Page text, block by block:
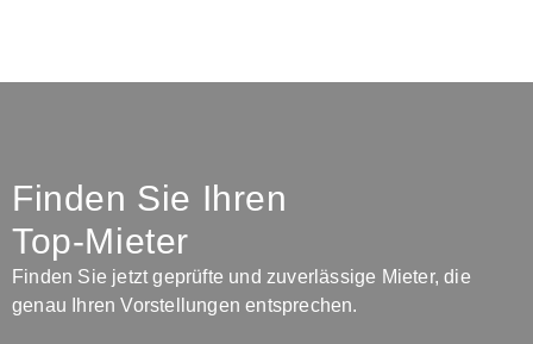
Finden Sie Ihren
Top-Mieter
Finden Sie jetzt geprüfte und zuverlässige Mieter, die
genau Ihren Vorstellungen entsprechen.